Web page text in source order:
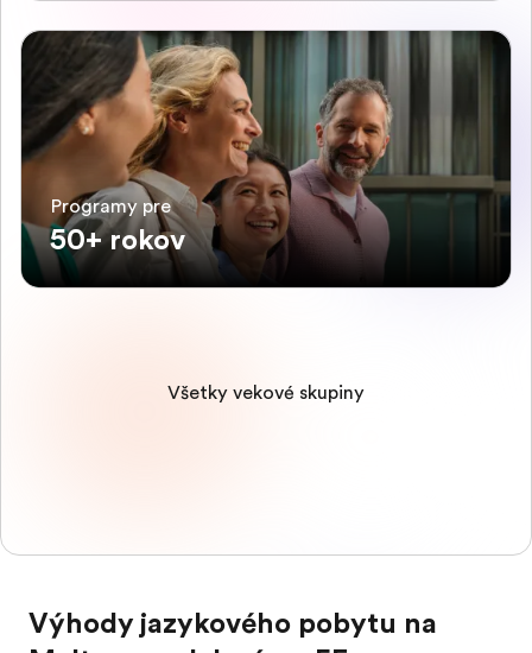
Programy pre
50+ rokov
Všetky vekové skupiny
Výhody jazykového pobytu na